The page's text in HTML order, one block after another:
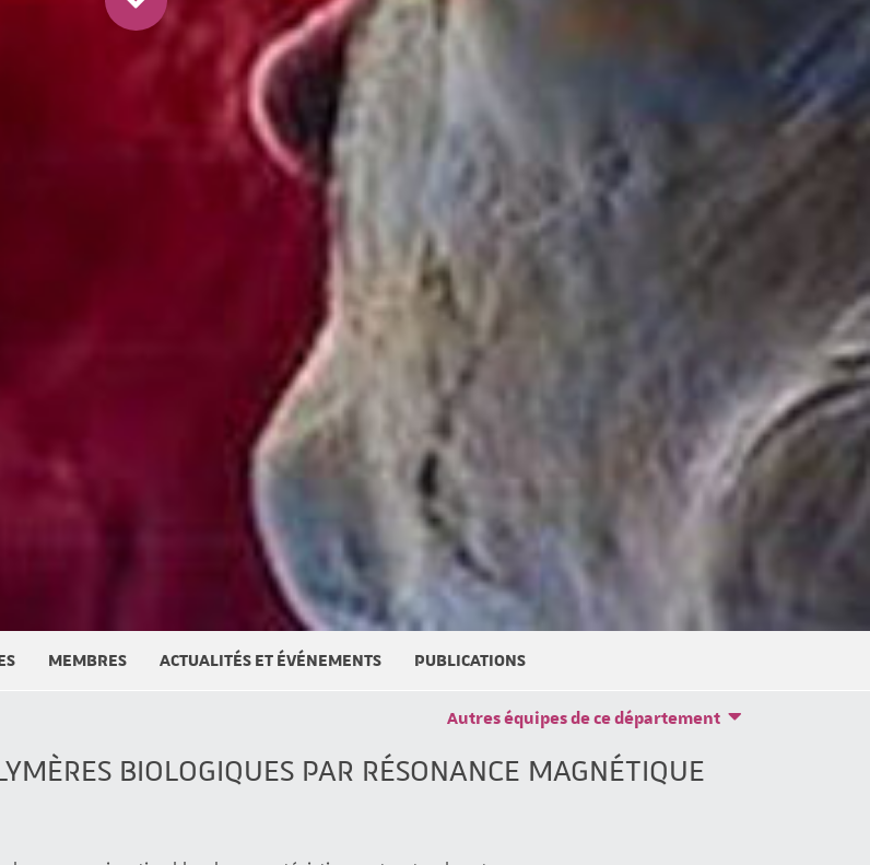
MEMBRES ACTUALITÉS ET ÉVÉNEMENTS PUBLICATIONS
BIOLOGIQUES PAR RÉSONANCE MAGNÉTIQUE
Autres équipes de ce département